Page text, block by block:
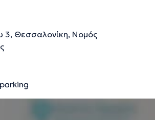
3, Θεσσαλονίκη, Νομός